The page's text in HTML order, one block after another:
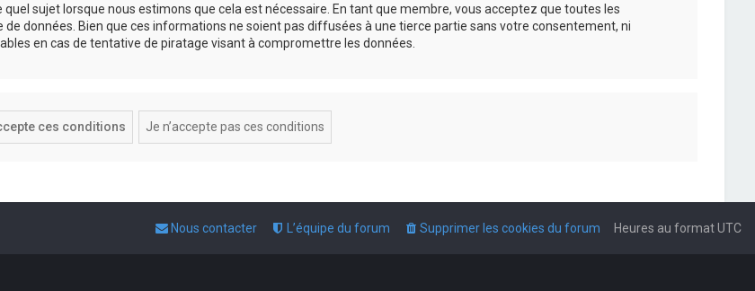
sujet lorsque nous estimons que cela est nécessaire. En tant que membre, vous acceptez que toutes les
données. Bien que ces informations ne soient pas diffusées à une tierce partie sans votre consentement, ni
en cas de tentative de piratage visant à compromettre les données.
Heures au formatUTC
Supprimer les cookies du forum
L’équipe du forum
Nous contacter